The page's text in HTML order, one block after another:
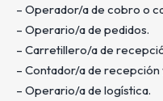
– Operador/a de cobro o
– Operario/a de pedidos.
– Carretillero/a de
– Contador/a de recepción
– Operario/a de logística.